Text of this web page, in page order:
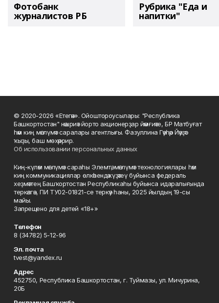
Фотобанк
журналистов РБ
Рубрика "Еда и
напитки"
© 2020-2026 «Етегән». Ойоштороусылары: "Республика
Башкортостан" нәшриәт йорто акционерҙар йәмғиәте, БР Матбуғат
һәм киң мәғлүмәт саралары агентлығы. Фазуллина Гәүһәр Йәүҙәт
ҡыҙы, баш мөхәррир.
Об использовании персональных данных
Киң-күләм мәғлүмәт сараһы Элемтә, мәғлүмәт технологиялары һәм
киң коммуникациялар өлкәһендә күҙәтеү буйынса федераль
хеҙмәттең Башҡортостан Республикаһы буйынса идаралығында
теркәлгән, ПИ ТУ02-01821-се теркәү һаны, 2025 йылдың 19-сы
майы.
Запрещено для детей «18+»
Телефон
8 (34782) 5-12-96
Эл. почта
tvest@yandex.ru
Адрес
452750, Республика Башкортостан, г. Туймазы, ул. Мичурина,
20Б